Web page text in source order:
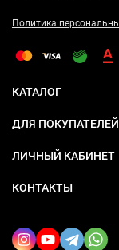
Политика
КАТАЛОГ
ДЛЯ ПОКУПАТЕЛЕЙ
ЛИЧНЫЙ КАБИНЕТ
КОНТАКТЫ